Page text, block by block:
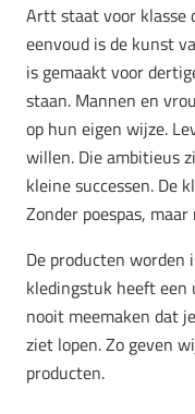
Artt staat voor klasse
eenvoud is de kunst
is gemaakt voor
staan. Mannen en
op hun eigen wijze.
willen. Die ambitieus
kleine successen. De
Zonder poespas,
De producten worden
kledingstuk heeft een
nooit meemaken dat
ziet lopen. Zo geven
producten.